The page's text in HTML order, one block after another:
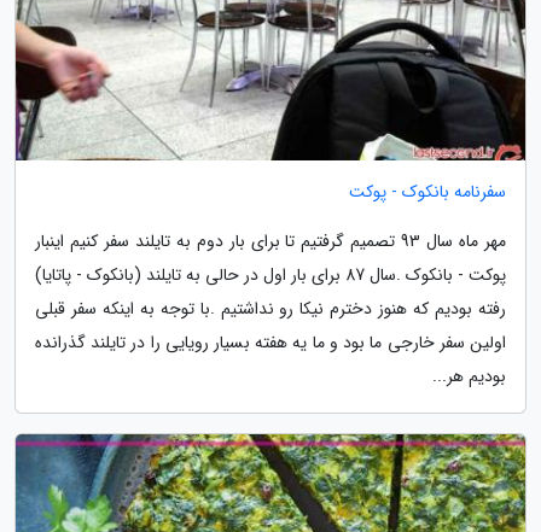
سفرنامه بانکوک - پوکت
مهر ماه سال 93 تصمیم گرفتیم تا برای بار دوم به تایلند سفر کنیم اینبار
پوکت - بانکوک .سال 87 برای بار اول در حالی به تایلند (بانکوک - پاتایا)
رفته بودیم که هنوز دخترم نیکا رو نداشتیم .با توجه به اینکه سفر قبلی
اولین سفر خارجی ما بود و ما یه هفته بسیار رویایی را در تایلند گذرانده
بودیم هر...